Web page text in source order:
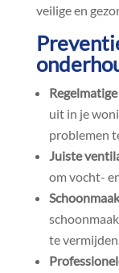
veilige en
uit in je
problemen
Juiste
om vocht-
te